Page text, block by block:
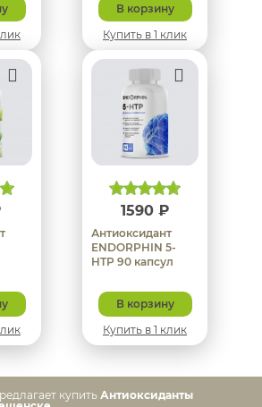
В корзину
Купить в 1 клик
1590 ₽
Антиоксидант
ENDORPHIN 5-
HTP 90 капcул
В корзину
Купить в 1 клик
купить Антиоксиданты